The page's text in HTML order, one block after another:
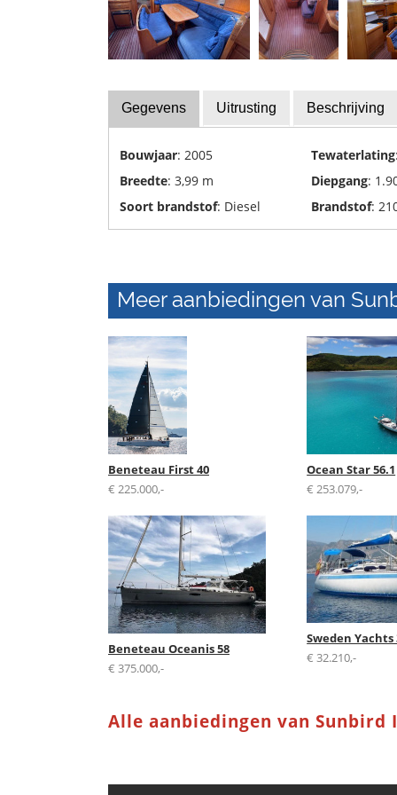
recycling
verwijdering
Scheepswerven
Gegevens Uitrusting Beschrijving
Bouwjaar: 2005 Tewaterlating
Breedte: 3,99 m Diepgang:
Soort brandstof: Diesel Brandstof:
Meer aanbiedingen van
Beneteau First 40
€ 225.000,-
Ocean Star 56.1
€ 253.079,-
Beneteau Oceanis 58
€ 375.000,-
Sweden Yachts
€ 32.210,-
Alle aanbiedingen van